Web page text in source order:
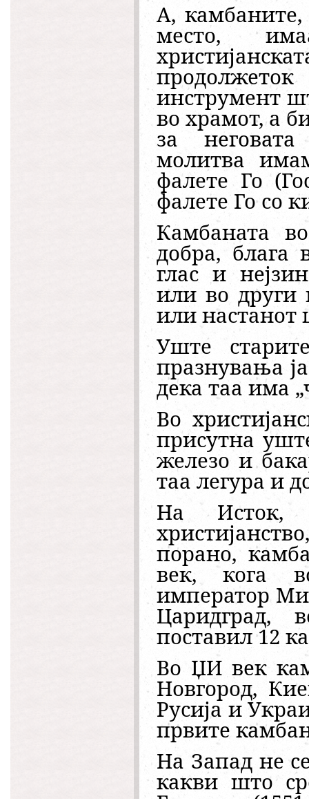
А,
место,
инструмент
во храмот, а
за
молитва
фалете Го
фалете Го со
Камбаната
добра, блага
глас и
или во други
или настанот
Уште
празнувања
дека таа има
Во
присутна
железо и
таа легура и
На Исток,
порано,
век, кога
император
Царидград,
поставил 12
Во ЏИ век
Новгород,
Русија и
првите
На Запад не
какви што